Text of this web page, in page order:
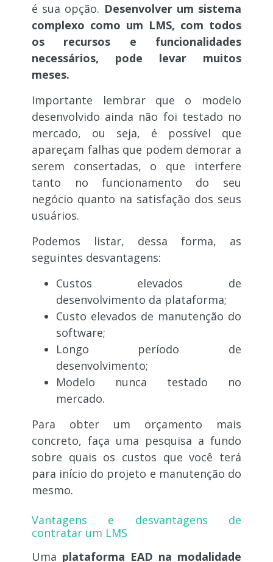
é sua opção. Desenvolver um sistema
complexo como um LMS, com todos
os recursos e funcionalidades
necessários, pode levar muitos
meses.
Importante lembrar que o modelo
desenvolvido ainda não foi testado no
mercado, ou seja, é possível que
apareçam falhas que podem demorar a
serem consertadas, o que interfere
tanto no funcionamento do seu
negócio quanto na satisfação dos seus
usuários.
Podemos listar, dessa forma, as
seguintes desvantagens:
Custos elevados de
desenvolvimento da plataforma;
Custo elevados de manutenção do
software;
Longo período de
desenvolvimento;
Modelo nunca testado no
mercado.
Para obter um orçamento mais
concreto, faça uma pesquisa a fundo
sobre quais os custos que você terá
para início do projeto e manutenção do
mesmo.
Vantagens e desvantagens de
contratar um LMS
Uma plataforma EAD na modalidade